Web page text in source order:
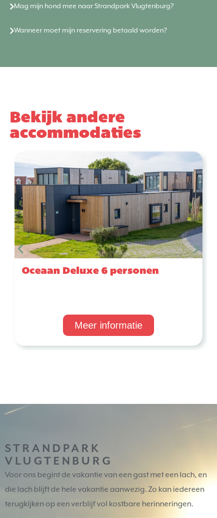
Mag mijn hond mee naar Strandpark Vlugtenburg?
Wanneer moet mijn reservering betaald worden?
Bekijk andere
accommodaties
Oceaan Deluxe 6 personen
Meer informatie
STRANDPARK
VLUGTENBURG
Voor ons begint de vakantie van een gast met een lach, en
die lach blijft de hele vakantie aanwezig. Zo kan iedereen
terugkijken op een verblijf vol kostbare herinneringen.